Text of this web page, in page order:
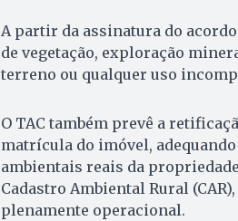
A partir da assinatura do
de vegetação, exploração
terreno ou qualquer uso
O TAC também prevê a
matrícula do imóvel,
ambientais reais da
Cadastro Ambiental Rural
plenamente operacional.